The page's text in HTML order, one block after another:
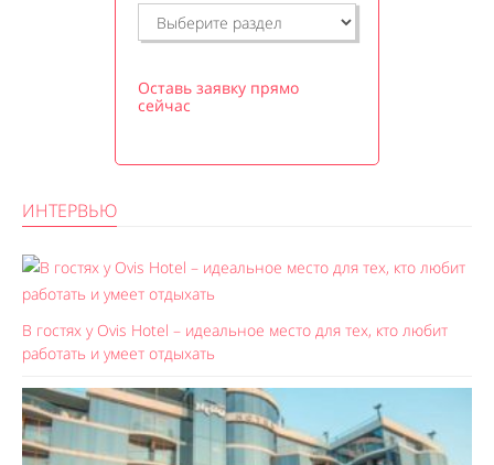
Оставь заявку прямо
сейчас
ИНТЕРВЬЮ
В гостях у Ovis Hotel – идеальное место для тех, кто любит
работать и умеет отдыхать